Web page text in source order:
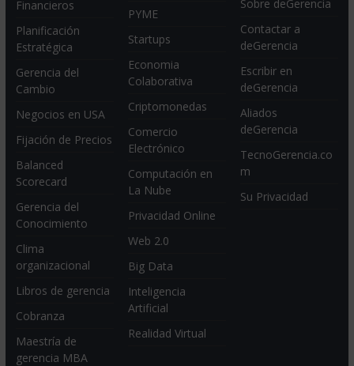
Financieros
Planificación
Estratégica
Gerencia del
Cambio
Negocios en USA
Fijación de Precios
Balanced
Scorecard
Gerencia del
Conocimiento
Clima
organizacional
Libros de gerencia
Cobranza
Maestría de
gerencia MBA
PYME
Startups
Economia
Colaborativa
Criptomonedas
Comercio
Electrónico
Computación en
La Nube
Privacidad Online
Web 2.0
Big Data
Inteligencia
Artificial
Realidad Virtual
Sobre deGerencia
Contactar a
deGerencia
Escribir en
deGerencia
Aliados
deGerencia
TecnoGerencia.co
m
Su Privacidad